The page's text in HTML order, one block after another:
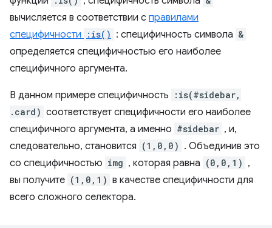
вычисляется в соответствии с правилами
специфичности
:is() : специфичность символа &
определяется специфичностью его наиболее
специфичного аргумента.
В данном примере специфичность
:is(#sidebar,
.card) соответствует специфичности его наиболее
специфичного аргумента, а именно #sidebar , и,
следовательно, становится (1,0,0) . Объединив это
со специфичностью img , которая равна (0,0,1) ,
вы получите (1,0,1) в качестве специфичности для
всего сложного селектора.